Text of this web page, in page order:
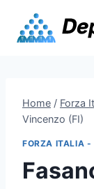
content
Home / Forza
Vincenzo (FI)
FORZA ITALIA -